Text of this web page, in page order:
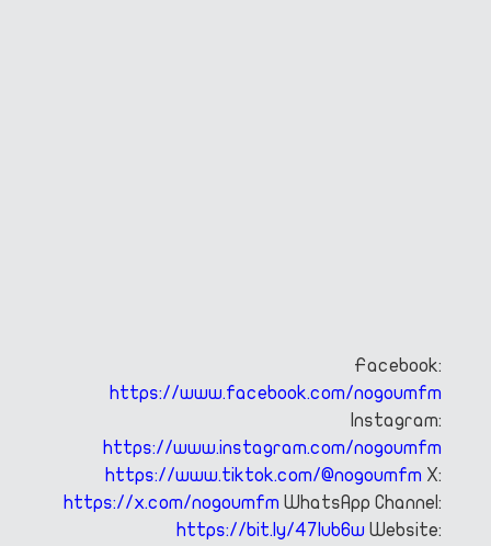
Facebook:
https://www.facebook.com/nogoumfm
Instagram:
https://www.instagram.com/nogoumfm
https://www.tiktok.com/@nogoumfm X:
https://x.com/nogoumfm WhatsApp Channel:
https://bit.ly/47Iub6w Website: